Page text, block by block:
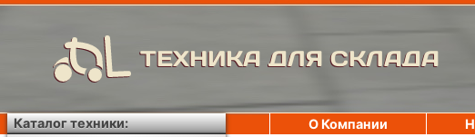
ТЕХНИКА ДЛЯ СКЛАДА
О Компании
Каталог техники: